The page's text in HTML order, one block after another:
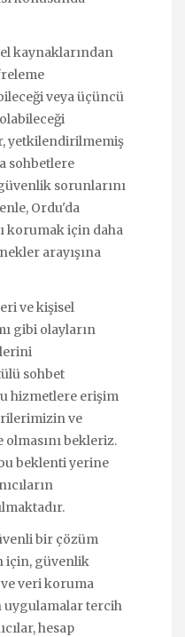
kaynaklarından
veya üçüncü
yetkilendirilmemiş
sohbetlere
sorunlarını
Ordu'da
korumak için daha
arayışına
ve kişisel
gibi olayların
sohbet
hizmetlere erişim
ve
bekleriz.
beklenti yerine
bir çözüm
için, güvenlik
ve veri koruma
uygulamalar tercih
hesap